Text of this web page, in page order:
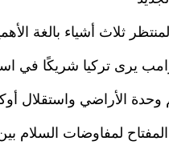
ثلاث أشياء بالغة